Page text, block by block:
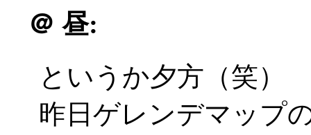
＠ 昼:
というか夕方（笑）
昨日ゲレンデマップ